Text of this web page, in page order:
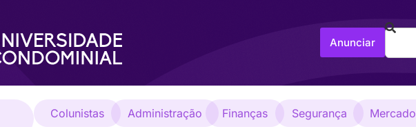
Anunciar
Colunistas Administração Finanças Segurança Mercado